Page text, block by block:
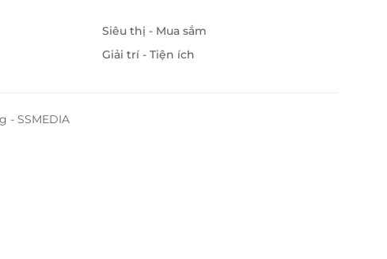
Siêu thị - Mua sắm
Giải trí - Tiện ích
- SSMEDIA